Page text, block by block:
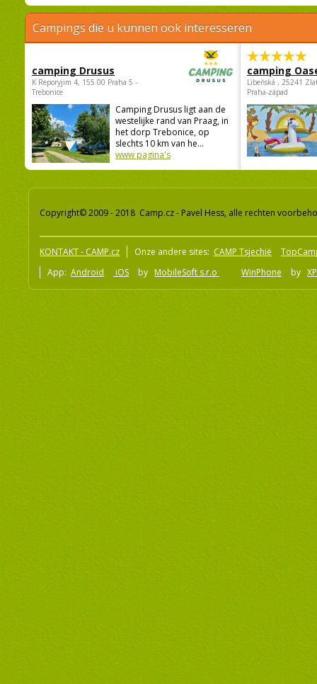
Campings die u kunnen ook interesseren
camping Drusus
K Reporyjim 4, 155 00 Praha 5 -
Trebonice
Camping Drusus ligt aan de
westelijke rand van Praag, in
het dorp Trebonice, op
slechts 10 km van he...
www pagina's
camping
Libeňská , 25241
Praha-západ
Copyright© 2009 - 2018 Camp.cz - Pavel Hess, alle rechten
KONTAKT - CAMP.cz Onze andere sites: CAMP Tsjechië
App: Android iOS by MobileSoft s.r.o WinPhone by